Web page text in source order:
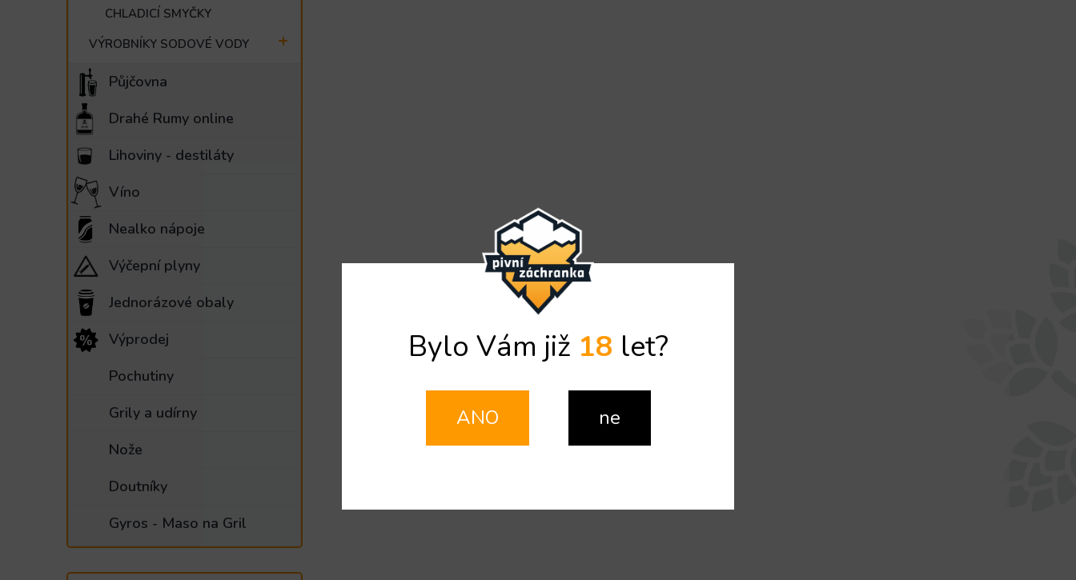
CHLADICÍ SMYČKY
VÝROBNÍKY SODOVÉ VODY
Půjčovna
Drahé Rumy online
Lihoviny - destiláty
Víno
Nealko nápoje
Výčepní plyny
Jednorázové obaly
Výprodej
Pochutiny
Grily a udírny
Nože
Doutníky
Gyros - Maso na Gril
Bylo Vám již 18 let?
ANO ne